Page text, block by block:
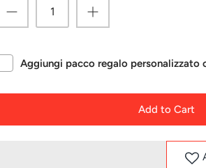
Aggiungi pacco regalo personalizzato
Add to Cart